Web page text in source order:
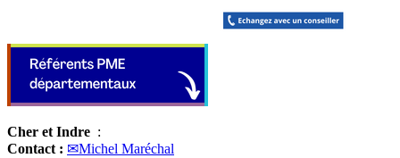
Cher et Indre :
Contact : ✉Michel Maréchal